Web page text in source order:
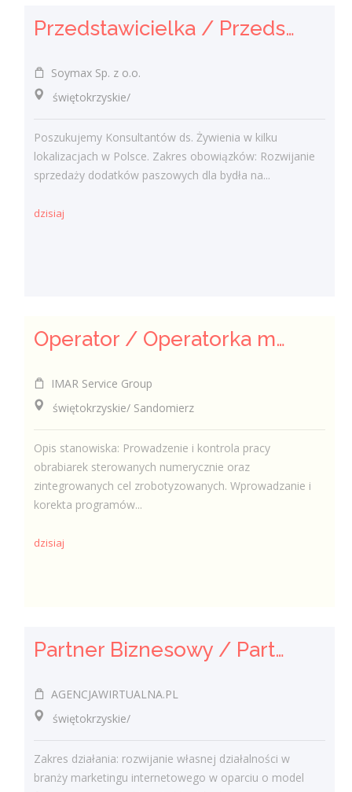
Przedstawicielka / Przedstawiciel Handlowy ds. Żywienia Zwierząt
Soymax Sp. z o.o.
świętokrzyskie/
Poszukujemy Konsultantów ds. Żywienia w kilku
lokalizacjach w Polsce. Zakres obowiązków: Rozwijanie
sprzedaży dodatków paszowych dla bydła na...
dzisiaj
Operator / Operatorka maszyn CNC (K/M)
IMAR Service Group
świętokrzyskie/ Sandomierz
Opis stanowiska: Prowadzenie i kontrola pracy
obrabiarek sterowanych numerycznie oraz
zintegrowanych cel zrobotyzowanych. Wprowadzanie i
korekta programów...
dzisiaj
Partner Biznesowy / Partnerka Biznesowa – agencja marketingu online
AGENCJAWIRTUALNA.PL
świętokrzyskie/
Zakres działania: rozwijanie własnej działalności w
branży marketingu internetowego w oparciu o model